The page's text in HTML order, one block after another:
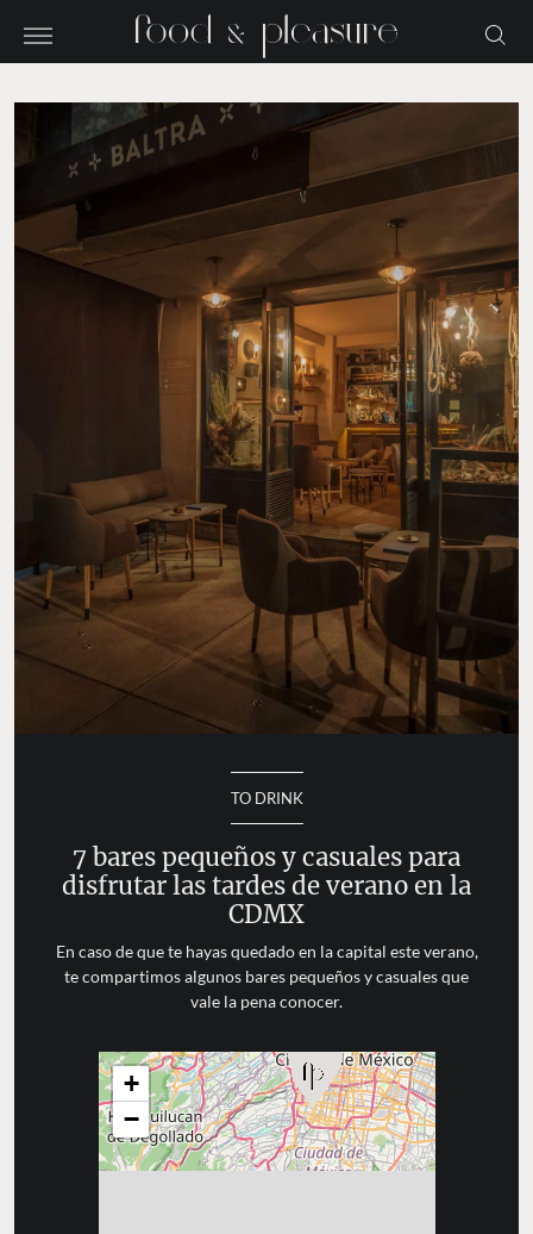
TO DRINK
7 bares pequeños y casuales para
disfrutar las tardes de verano en la
CDMX
En caso de que te hayas quedado en la capital este verano,
te compartimos algunos bares pequeños y casuales que
vale la pena conocer.
+
−